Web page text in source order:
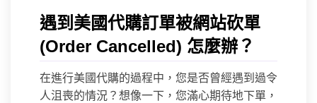
遇到美國代購訂單被網站砍單
(Order Cancelled) 怎麼辦？
在進行美國代購的過程中，您是否曾經遇到過令
人沮喪的情況？想像一下，您滿心期待地下單，